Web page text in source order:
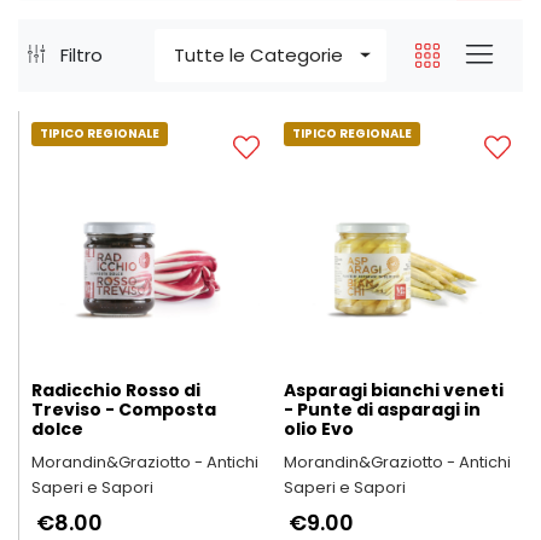
Filtro Tutte le Categorie
TIPICO REGIONALE
Radicchio Rosso di
Treviso - Composta
dolce
Morandin&Graziotto - Antichi
Saperi e Sapori
€8.00
TIPICO REGIONALE
Asparagi bianchi veneti
- Punte di asparagi in
olio Evo
Morandin&Graziotto - Antichi
Saperi e Sapori
€9.00